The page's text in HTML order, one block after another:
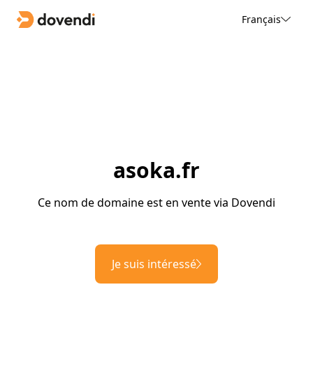
Français
asoka.fr
Ce nom de domaine est en vente via Dovendi
Je suis intéressé